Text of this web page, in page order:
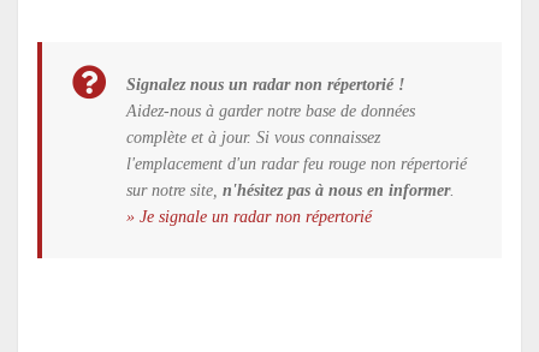
Signalez nous un radar non répertorié !
Aidez-nous à garder notre base de données
complète et à jour. Si vous connaissez
l'emplacement d'un radar feu rouge non répertorié
sur notre site, n'hésitez pas à nous en informer.
» Je signale un radar non répertorié